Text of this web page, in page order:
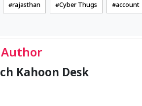
rajasthan Cyber Thugs account
Kahoon Desk